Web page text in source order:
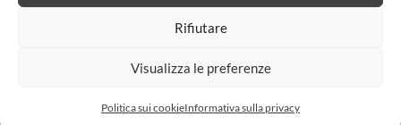
Rifiutare
Visualizza le preferenze
Politica sui cookieInformativa sulla privacy
Non lasciatevi sfuggire le nostre offerte esclusive e le nostre vendite
S'inscrire à la newsletter